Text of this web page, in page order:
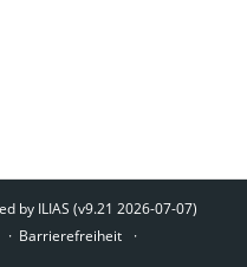
by ILIAS (v9.21 2026-07-07)
Barrierefreiheit